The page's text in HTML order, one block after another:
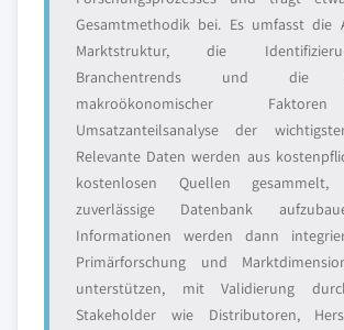
Gesamtmethodik bei. Es umfasst die
Marktstruktur, die
Branchentrends und die
makroökonomischer
Umsatzanteilsanalyse der
Relevante Daten werden aus
kostenlosen Quellen
zuverlässige Datenbank
Informationen werden dann
Primärforschung und
unterstützen, mit Validierung
Stakeholder wie Distributoren,